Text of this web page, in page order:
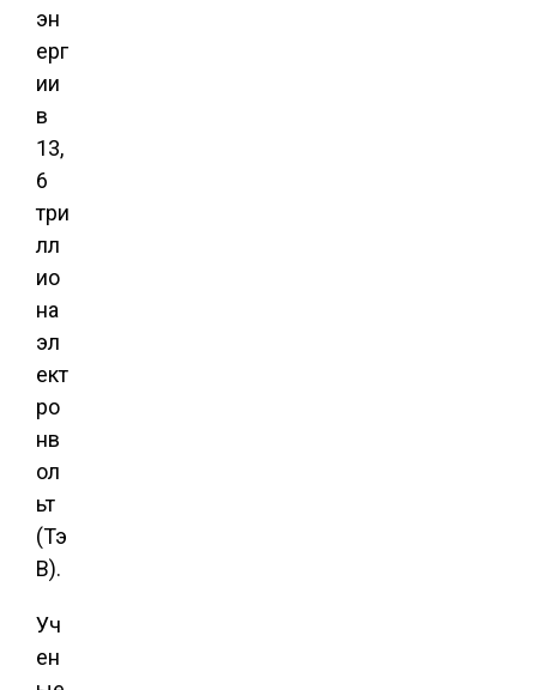
эн
ерг
ии
в
13,
6
три
лл
ио
на
эл
ект
ро
нв
ол
ьт
(Тэ
В).
Уч
ен